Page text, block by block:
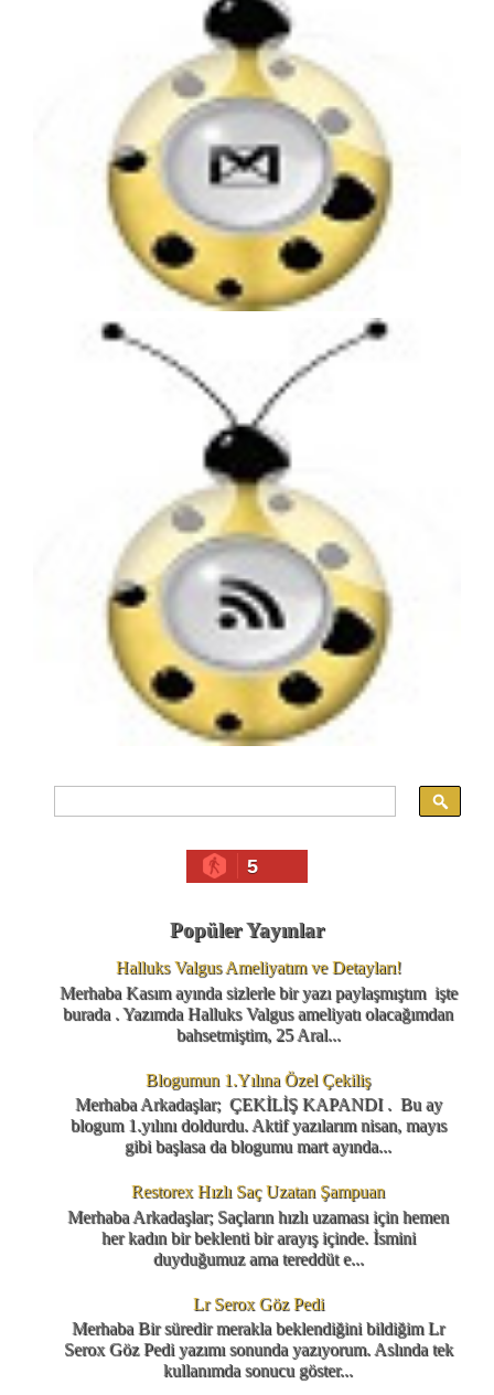
5
Popüler Yayınlar
Halluks Valgus Ameliyatım ve Detayları!
Merhaba Kasım ayında sizlerle bir yazı paylaşmıştım işte
burada . Yazımda Halluks Valgus ameliyatı olacağımdan
bahsetmiştim, 25 Aral...
Blogumun 1.Yılına Özel Çekiliş
Merhaba Arkadaşlar; ÇEKİLİŞ KAPANDI . Bu ay
blogum 1.yılını doldurdu. Aktif yazılarım nisan, mayıs
gibi başlasa da blogumu mart ayında...
Restorex Hızlı Saç Uzatan Şampuan
Merhaba Arkadaşlar; Saçların hızlı uzaması için hemen
her kadın bir beklenti bir arayış içinde. İsmini
duyduğumuz ama tereddüt e...
Lr Serox Göz Pedi
Merhaba Bir süredir merakla beklendiğini bildiğim Lr
Serox Göz Pedi yazımı sonunda yazıyorum. Aslında tek
kullanımda sonucu göster...